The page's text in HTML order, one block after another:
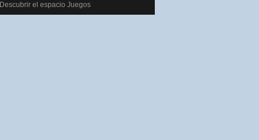
Descubrir el espacio Juegos